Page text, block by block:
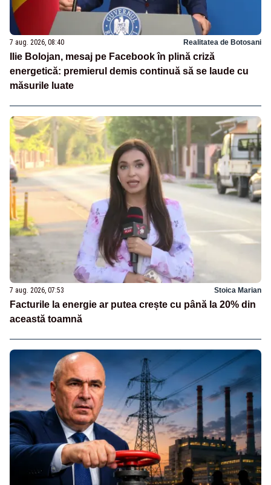
7 aug. 2026, 08:40 Realitatea de Botosani
Ilie Bolojan, mesaj pe Facebook în plină criză
energetică: premierul demis continuă să se laude cu
măsurile luate
7 aug. 2026, 07:53 Stoica Marian
Facturile la energie ar putea crește cu până la 20% din
această toamnă